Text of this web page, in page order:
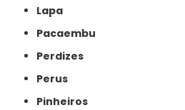
Lapa
Pacaembu
Perdizes
Perus
Pinheiros